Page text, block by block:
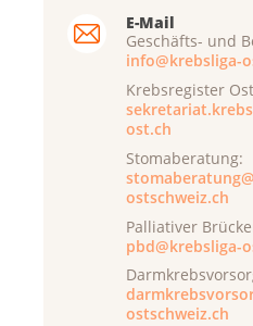
E-Mail
Geschäfts- und
info@krebsliga-
Krebsregister
ost.ch
Stomaberatung:
ostschweiz.ch
Palliativer
pbd@krebsliga-
ostschweiz.ch